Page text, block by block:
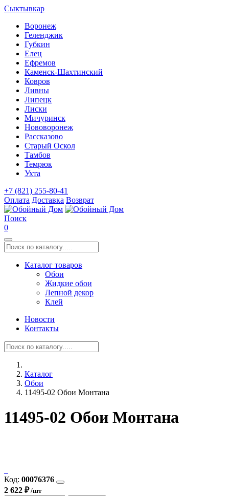
Сыктывкар
Воронеж
Геленджик
Губкин
Елец
Ефремов
Каменск-Шахтинский
Ковров
Ливны
Липецк
Лиски
Мичуринск
Нововоронеж
Рассказово
Старый Оскол
Тамбов
Темрюк
Ухта
+7 (821) 255-80-41
Оплата Доставка Возврат
Поиск
0
Каталог товаров
Обои
Жидкие обои
Лепной декор
Клей
Новости
Контакты
Каталог
Обои
11495-02 Обои Монтана
11495-02 Обои Монтана
Код: 00076376
2 622 ₽/шт